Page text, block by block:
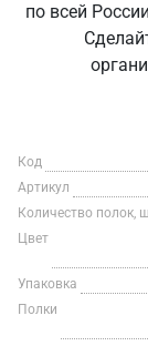
по всей
Код
Артикул
Количество полок,
Цвет
Упаковка
Полки